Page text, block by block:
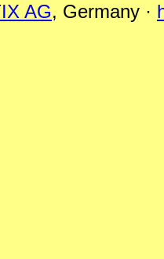
AG, Germany ·